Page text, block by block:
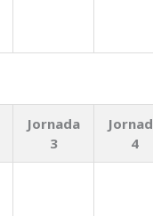
Jornada
3
4